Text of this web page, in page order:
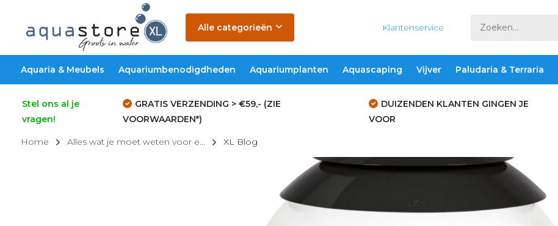
Alle categorieën Klantenservice
Aquaria & Meubels Aquariumbenodigdheden Aquariumplanten Aquascaping Vijver Paludaria & Terraria
Stel ons al je
vragen!
GRATIS VERZENDING > €59,- (ZIE
VOORWAARDEN*)
DUIZENDEN KLANTEN GINGEN JE
VOOR
Home Alles wat je moet weten voor e... XL Blog